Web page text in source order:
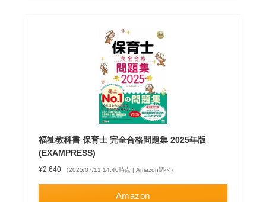
福祉教科書 保育士 完全合格問題集 2025年版
(EXAMPRESS)
¥2,640 （2025/07/11 14:40時点 | Amazon調べ）
Amazon